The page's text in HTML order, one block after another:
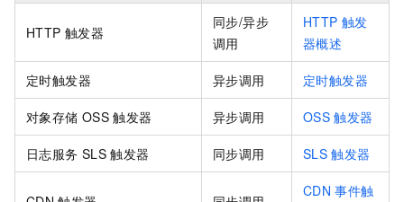
HTTP 触发器
同步/异步
调用
HTTP 触发
器概述
定时触发器 异步调用 定时触发器
对象存储 OSS 触发器 异步调用 OSS 触发器
日志服务 SLS 触发器 同步调用 SLS 触发器
CDN 事件触